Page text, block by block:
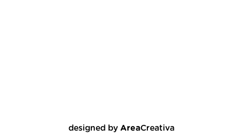
designed by AreaCreativa